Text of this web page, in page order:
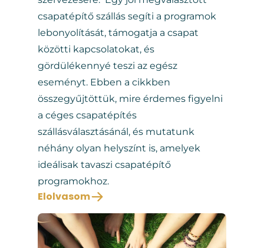
csapatépítő szállás segíti a programok
lebonyolítását, támogatja a csapat
közötti kapcsolatokat, és
gördülékennyé teszi az egész
eseményt. Ebben a cikkben
összegyűjtöttük, mire érdemes figyelni
a céges csapatépítés
szállásválasztásánál, és mutatunk
néhány olyan helyszínt is, amelyek
ideálisak tavaszi csapatépítő
programokhoz.
Elolvasom